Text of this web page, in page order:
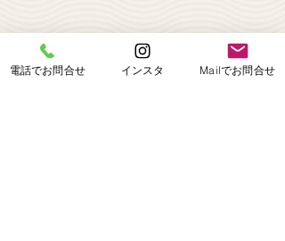
電話でお問合せ インスタ Mailでお問合せ